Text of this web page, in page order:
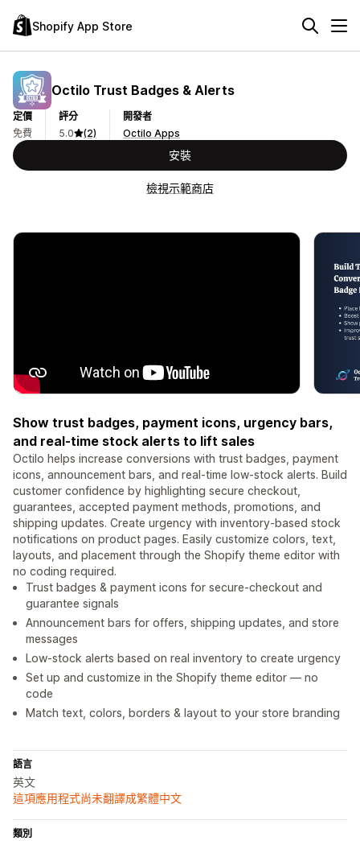
Shopify App Store
Octilo Trust Badges & Alerts
定價
免費
評分
5.0
(2)
開發者
Octilo Apps
安裝
檢視示範商店
Show trust badges, payment icons, urgency bars,
and real-time stock alerts to lift sales
Octilo helps increase conversions with trust badges, payment
icons, announcement bars, and real-time low-stock alerts. Build
customer confidence by highlighting secure checkout,
guarantees, accepted payment methods, promotions, and
shipping updates. Create urgency with inventory-based stock
notifications on product pages. Easily customize colors, text,
layouts, and placement through the Shopify theme editor with
no coding required.
Trust badges & payment icons for secure-checkout and
guarantee signals
Announcement bars for offers, shipping updates, and store
messages
Low-stock alerts based on real inventory to create urgency
Set up and customize in the Shopify theme editor — no
code
Match text, colors, borders & layout to your store branding
語言
英文
這項應用程式尚未翻譯成繁體中文
類別